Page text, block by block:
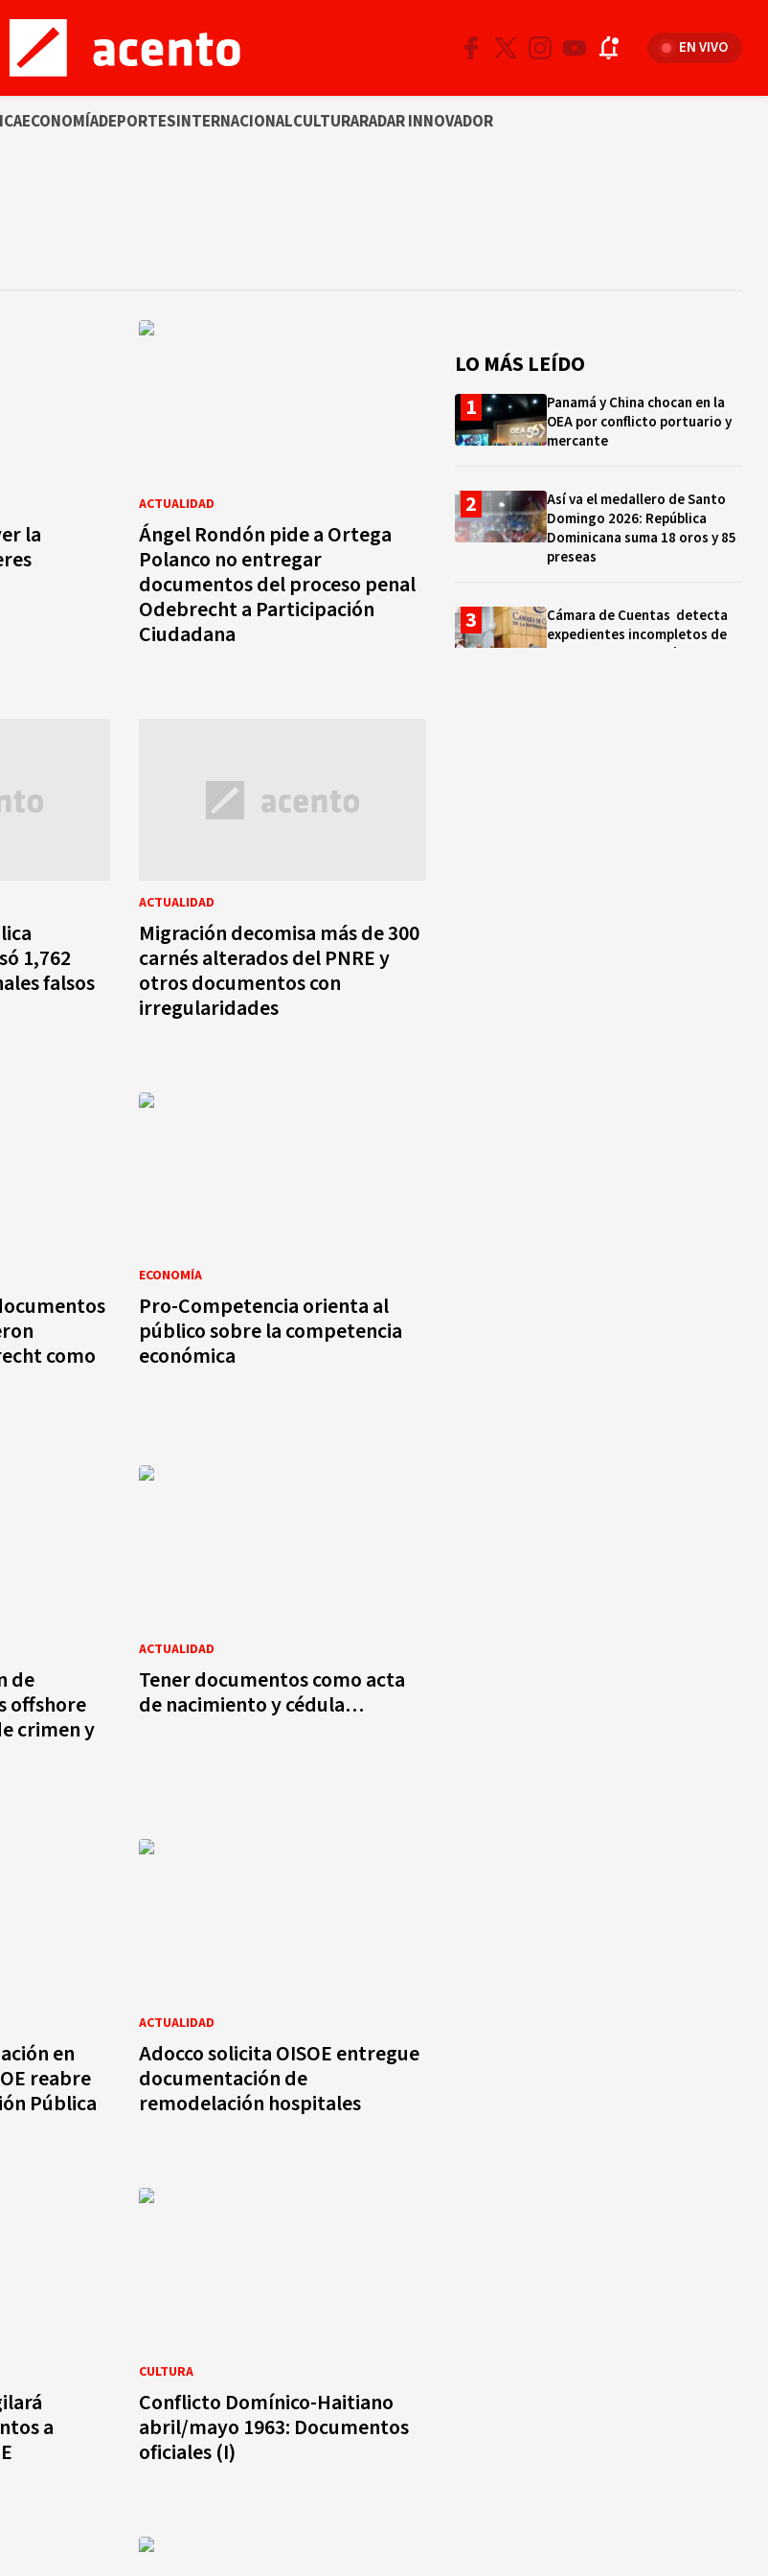
EN VIVO
ECONOMÍADEPORTESINTERNACIONALCULTURARADAR INNOVADOR
la
ACTUALIDAD
Ángel Rondón pide a Ortega
Polanco no entregar
documentos del proceso penal
Odebrecht a Participación
Ciudadana
1,762
falsos
ACTUALIDAD
Migración decomisa más de 300
carnés alterados del PNRE y
otros documentos con
irregularidades
como
ECONOMÍA
Pro-Competencia orienta al
público sobre la competencia
económica
de
offshore
crimen y
ACTUALIDAD
Tener documentos como acta
de nacimiento y cédula…
en
reabre
Pública
ACTUALIDAD
Adocco solicita OISOE entregue
documentación de
remodelación hospitales
a
CULTURA
Conflicto Domínico-Haitiano
abril/mayo 1963: Documentos
oficiales (I)
LO MÁS LEÍDO
Panamá y China chocan en la
OEA por conflicto portuario y
mercante
Así va el medallero de Santo
Domingo 2026: República
Dominicana suma 18 oros y 85
preseas
Cámara de Cuentas detecta
expedientes incompletos de
operaciones por RD$16,600